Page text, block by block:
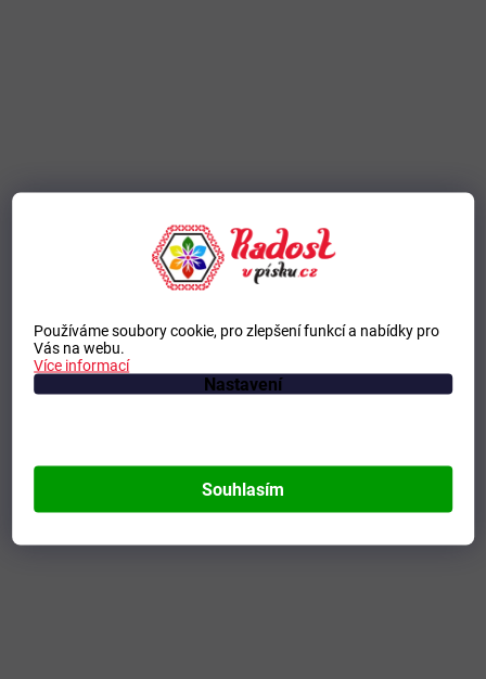
Používáme soubory cookie, pro zlepšení funkcí a nabídky pro
Vás na webu.
Více informací
Nastavení
Souhlasím